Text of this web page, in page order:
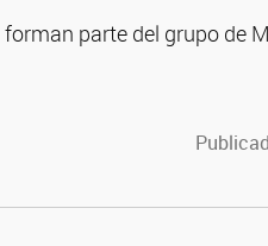
parte del grupo de